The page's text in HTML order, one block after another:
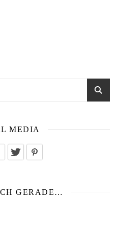
MEDIA
GERADE…